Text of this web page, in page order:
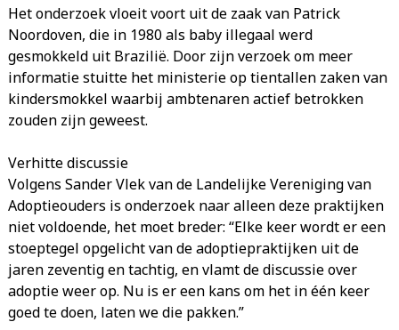
Het onderzoek vloeit voort uit de zaak van Patrick
Noordoven, die in 1980 als baby illegaal werd
gesmokkeld uit Brazilië. Door zijn verzoek om meer
informatie stuitte het ministerie op tientallen zaken van
kindersmokkel waarbij ambtenaren actief betrokken
zouden zijn geweest.
Verhitte discussie
Volgens Sander Vlek van de Landelijke Vereniging van
Adoptieouders is onderzoek naar alleen deze praktijken
niet voldoende, het moet breder: “Elke keer wordt er een
stoeptegel opgelicht van de adoptiepraktijken uit de
jaren zeventig en tachtig, en vlamt de discussie over
adoptie weer op. Nu is er een kans om het in één keer
goed te doen, laten we die pakken.”